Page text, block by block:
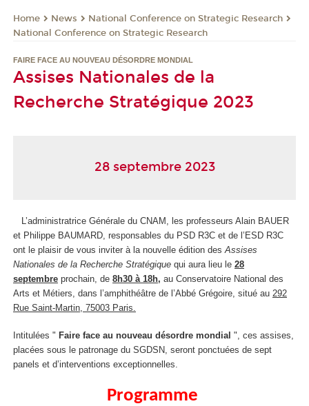
Home News
National Conference on Strategic Research
National Conference on Strategic Research
FAIRE FACE AU NOUVEAU DÉSORDRE MONDIAL
Assises Nationales de la
Recherche Stratégique 2023
28 septembre 2023
L’administratrice Générale du CNAM, les professeurs Alain BAUER
et Philippe BAUMARD, responsables du PSD R3C et de l’ESD R3C
ont le plaisir de vous inviter à la nouvelle édition des Assises
Nationales de la Recherche Stratégique qui aura lieu le 28
septembre prochain, de 8h30 à 18h, au Conservatoire National des
Arts et Métiers, dans l’amphithéâtre de l’Abbé Grégoire, situé au 292
Rue Saint-Martin, 75003 Paris.
Intitulées " Faire face au nouveau désordre mondial ", ces assises,
placées sous le patronage du SGDSN, seront ponctuées de sept
panels et d’interventions exceptionnelles.
Programme